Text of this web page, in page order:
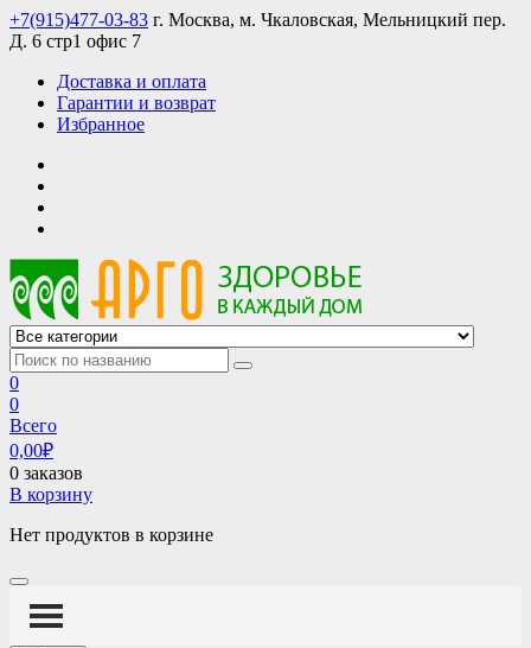
Skip
to
+7(915)477-03-83 г. Москва, м. Чкаловская, Мельницкий пер.
Д. 6 стр1 офис 7
Доставка и оплата
Гарантии и возврат
Избранное
АРГО интернет магазин, доставка в Москве и по всей России
АРГО каталог каталог продукции, официальные цены
0
0
Всего
0,00₽
0 заказов
В корзину
Нет продуктов в корзине